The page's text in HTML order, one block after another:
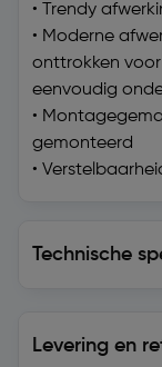
• Trendy
• Moderne
onttrokken
eenvoudig
•
gemonteerd
•
Technische
Levering en